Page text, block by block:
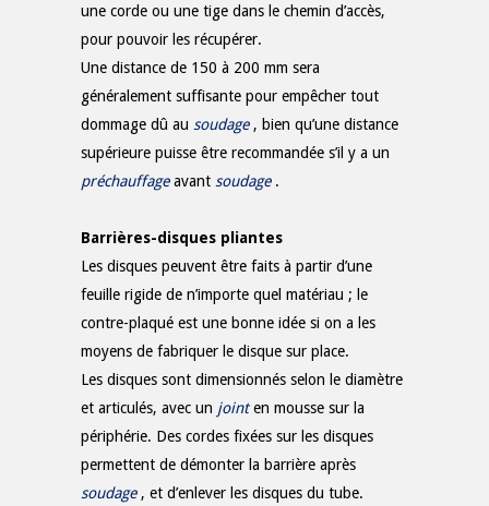
une corde ou une tige dans le chemin d’accès,
pour pouvoir les récupérer.
Une distance de 150 à 200 mm sera
généralement suffisante pour empêcher tout
dommage dû au soudage , bien qu’une distance
supérieure puisse être recommandée s’il y a un
préchauffage avant soudage .
Barrières-disques pliantes
Les disques peuvent être faits à partir d’une
feuille rigide de n’importe quel matériau ; le
contre-plaqué est une bonne idée si on a les
moyens de fabriquer le disque sur place.
Les disques sont dimensionnés selon le diamètre
et articulés, avec un joint en mousse sur la
périphérie. Des cordes fixées sur les disques
permettent de démonter la barrière après
soudage , et d’enlever les disques du tube.